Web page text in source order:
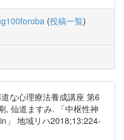
(投稿一覧)
な心理療法養成講座 第6
, 仙道ますみ. 「中枢性神
」 地域リハ2018;13:224-